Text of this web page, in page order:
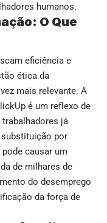
humanos.
O Que
eficiência e
ética da
mais relevante. A
é um reflexo de
já
por
causar um
de milhares de
do desemprego
da força de